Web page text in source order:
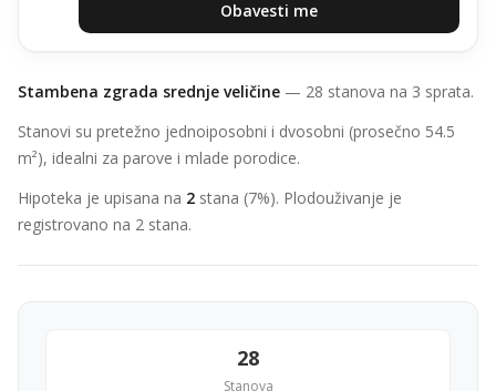
Obavesti me
Stambena zgrada srednje veličine — 28 stanova na 3 sprata.
Stanovi su pretežno jednoiposobni i dvosobni (prosečno 54.5
m²), idealni za parove i mlade porodice.
Hipoteka je upisana na 2 stana (7%). Plodouživanje je
registrovano na 2 stana.
28
Stanova